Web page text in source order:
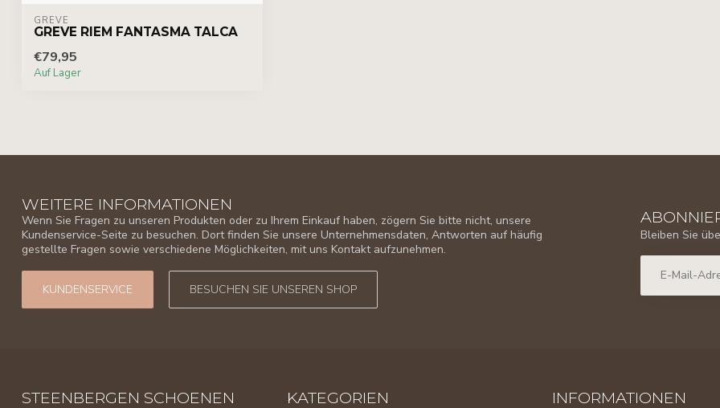
GREVE
GREVE RIEM FANTASMA TALCA
€79,95
Auf Lager
WEITERE INFORMATIONEN
Wenn Sie Fragen zu unseren Produkten oder zu Ihrem Einkauf haben, zögern Sie bitte nicht, unsere
Kundenservice-Seite zu besuchen. Dort finden Sie unsere Unternehmensdaten, Antworten auf häufig
gestellte Fragen sowie verschiedene Möglichkeiten, mit uns Kontakt aufzunehmen.
KUNDENSERVICE BESUCHEN SIE UNSEREN SHOP
Bleiben Sie
STEENBERGEN SCHOENEN KATEGORIEN INFORMATIONEN